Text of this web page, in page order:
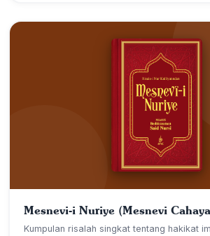
Mesnevi-i Nuriye (Mesnevi
Kumpulan risalah singkat tentang hakikat